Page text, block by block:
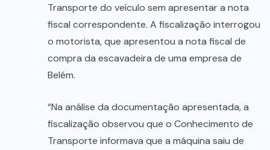
Transporte do veículo sem apresentar a nota
fiscal correspondente. A fiscalização interrogou
o motorista, que apresentou a nota fiscal de
compra da escavadeira de uma empresa de
Belém.
“Na análise da documentação apresentada, a
fiscalização observou que o Conhecimento de
Transporte informava que a máquina saiu de